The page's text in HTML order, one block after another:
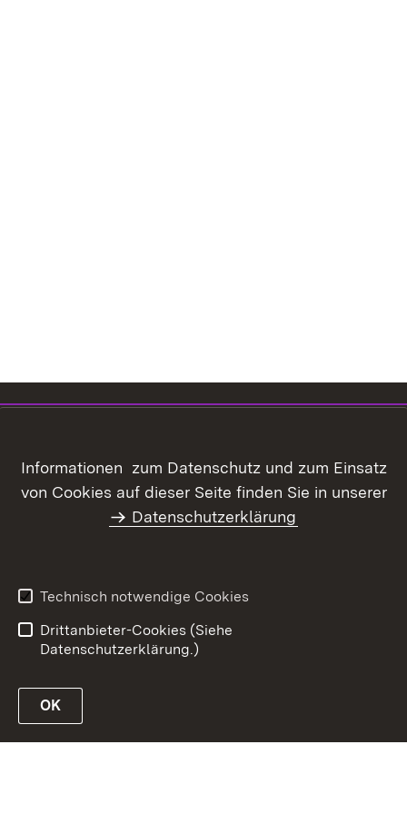
zur Website des MLR Baden-Württemberg
Barrierefreiheit
Informationen zum Datenschutz und zum Einsatz
von Cookies auf dieser Seite finden Sie in unserer
Datenschutzerklärung
Technisch notwendige Cookies
Drittanbieter-Cookies (Siehe
Datenschutzerklärung.)
OK